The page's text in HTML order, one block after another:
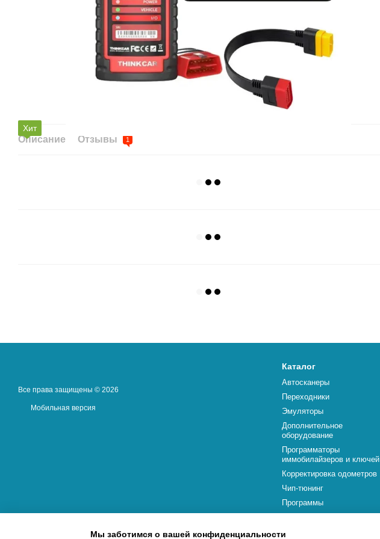
Хит
Описание Отзывы 1
Все права защищены © 2026
Мобильная версия
Каталог
Автосканеры
Переходники
Эмуляторы
Дополнительное
оборудование
Программаторы
иммобилайзеров и ключей
Корректировка одометров
Чип-тюнинг
Программы
Мы заботимся о вашей конфиденциальности